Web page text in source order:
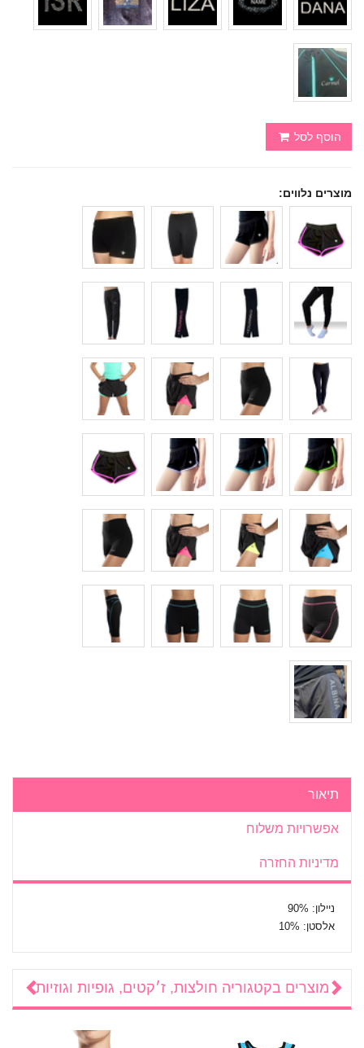
הוסף לסל
מוצרים נלווים:
תיאור
אפשרויות משלוח
מדיניות החזרה
ניילון: 90%
אלסטן: 10%
מוצרים בקטגוריה חולצות, ז׳קטים, גופיות וגוזיות